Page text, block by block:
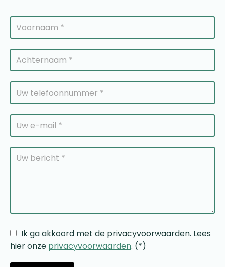
Ik ga akkoord met de privacyvoorwaarden. Lees
hier onze privacyvoorwaarden. (*)